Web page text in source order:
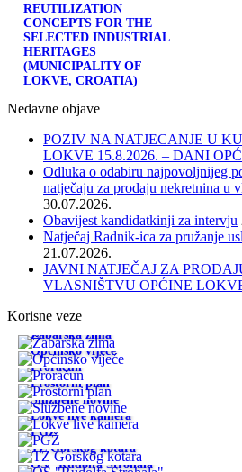
REUTILIZATION
CONCEPTS FOR THE
SELECTED INDUSTRIAL
HERITAGES
(MUNICIPALITY OF
LOKVE, CROATIA)
Nedavne objave
POZIV NA NATJECANJE U
LOKVE 15.8.2026. – DANI
Odluka o odabiru najpovoljnijeg
natječaju za prodaju nekretnina u
30.07.2026.
Obavijest kandidatkinji za intervju
Natječaj Radnik-ica za pružanje
21.07.2026.
JAVNI NATJEČAJ ZA
VLASNIŠTVU OPĆINE
Korisne veze
Žabarska zima
Općinsko vijeće
Proračun
Prostorni plan
Službene novine
Lokve live kamera
PGŽ
TZ Gorskog kotara
OŠ "Rudolfa Strohala"